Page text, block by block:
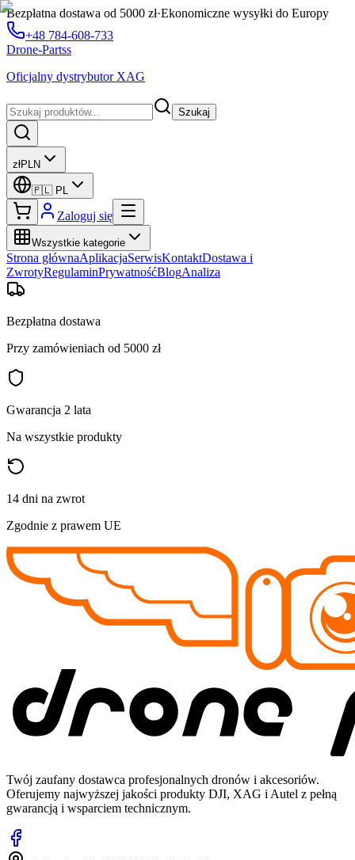
Bezpłatna dostawa od 5000 zł·Ekonomiczne wysyłki do Europy
+48 784-608-733
Drone-Partss
Oficjalny dystrybutor XAG
Szukaj
złPLN
🇵🇱 PL
Zaloguj się
Wszystkie kategorie
Strona głównaAplikacjaSerwisKontaktDostawa i
ZwrotyRegulaminPrywatnośćBlogAnaliza
Bezpłatna dostawa
Przy zamówieniach od 5000 zł
Gwarancja 2 lata
Na wszystkie produkty
14 dni na zwrot
Zgodnie z prawem UE
Twój zaufany dostawca profesjonalnych dronów i akcesoriów.
Oferujemy najwyższej jakości produkty DJI, XAG i Autel z pełną
gwarancją i wsparciem technicznym.